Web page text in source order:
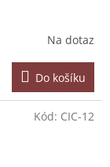
Na dotaz
Do košíku
Kód: CIC-12